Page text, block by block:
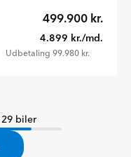
499.900 kr.
4.899 kr./md.
Udbetaling 99.980 kr.
29 biler